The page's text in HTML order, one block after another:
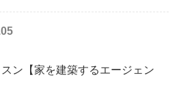
ン【家を建築するエージェン